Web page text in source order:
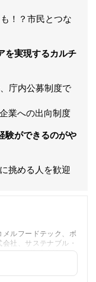
！？市民とつな
を実現するカルチ
庁内公募制度で
業への出向制度
験ができるのがや
挑める人を歓迎
ルフードテック、ボ
社、サステナブル・
トコム株式会社」へ